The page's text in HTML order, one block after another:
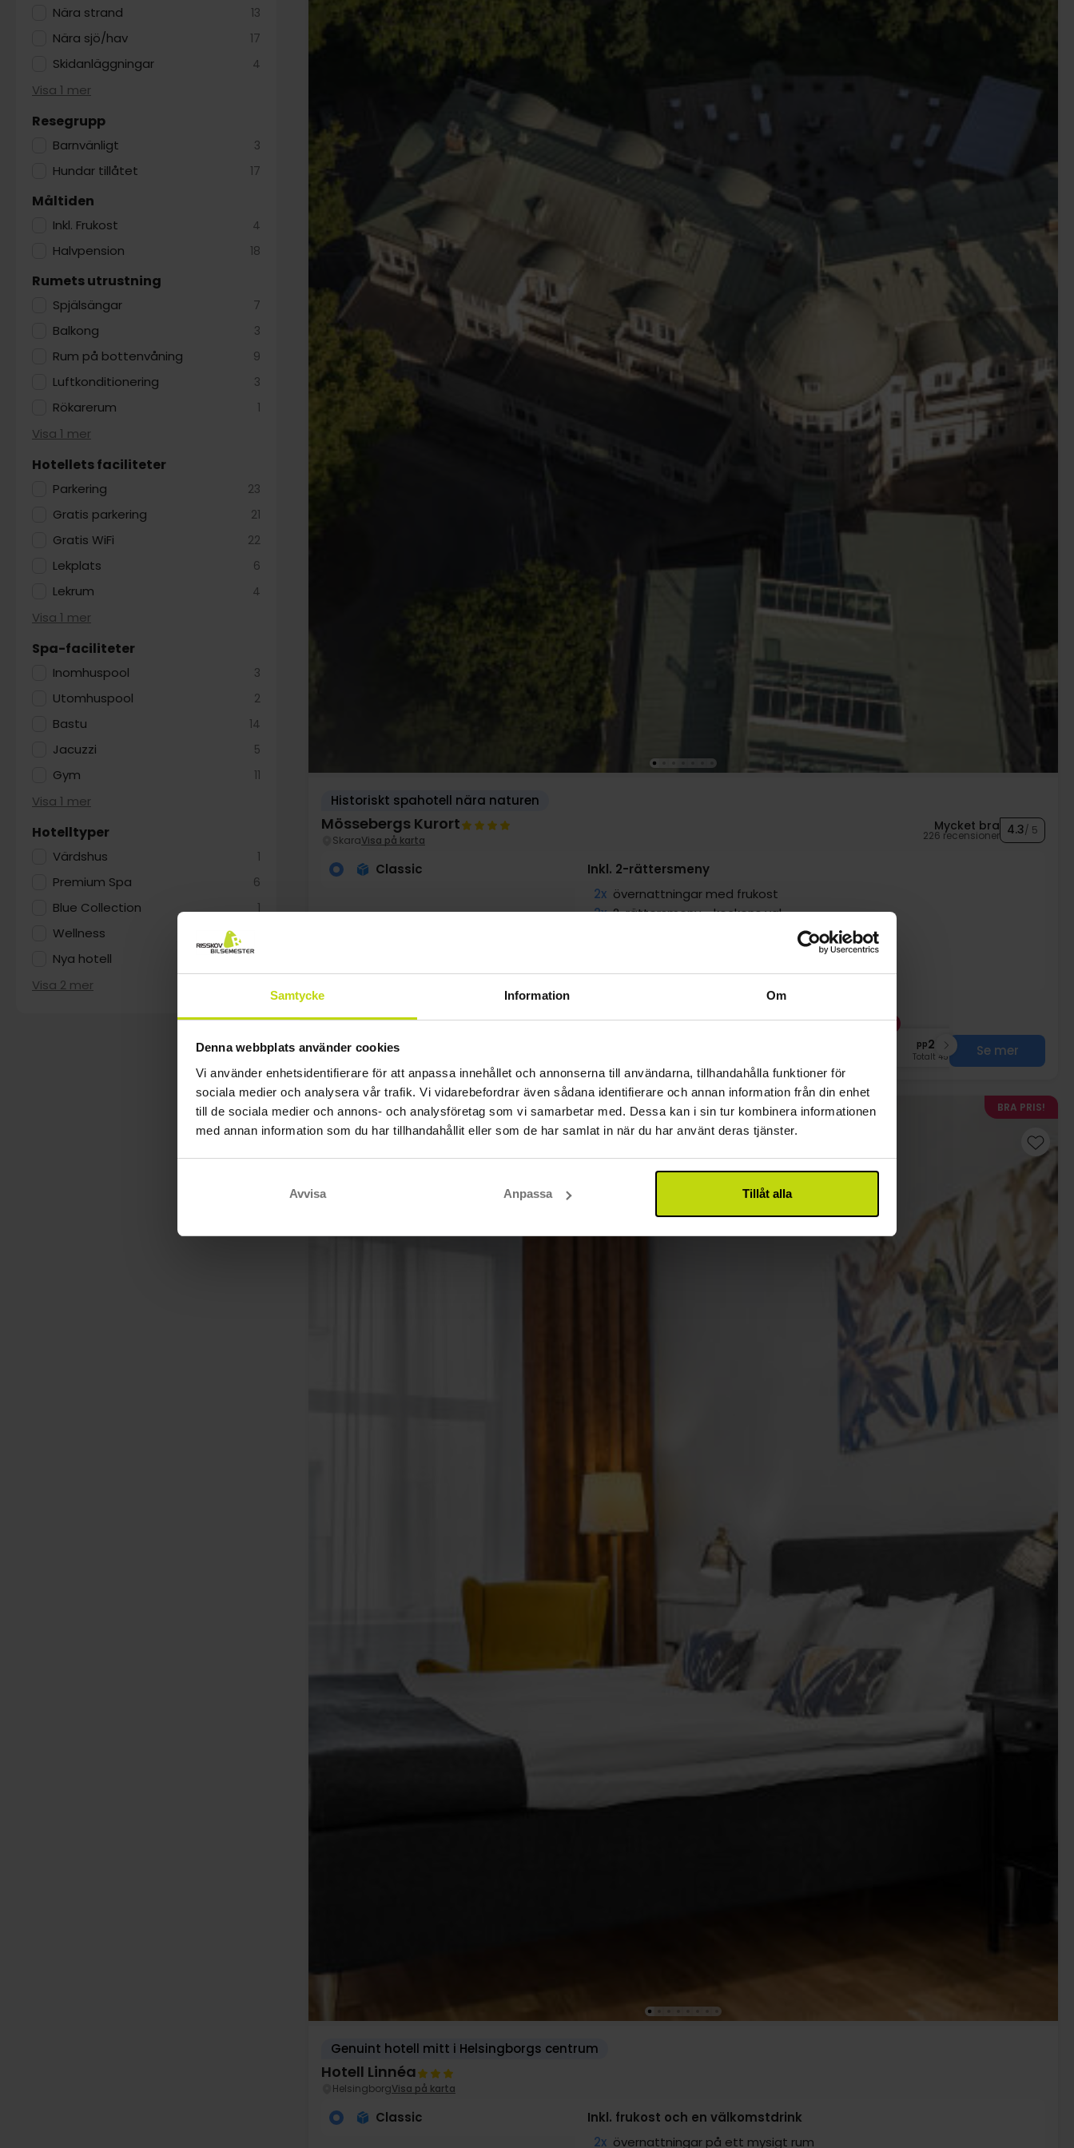
Samtycke Information Om
Denna webbplats använder cookies
Vi använder enhetsidentifierare för att anpassa innehållet och annonserna till användarna, tillhandahålla funktioner för
sociala medier och analysera vår trafik. Vi vidarebefordrar även sådana identifierare och annan information från din enhet
till de sociala medier och annons- och analysföretag som vi samarbetar med. Dessa kan i sin tur kombinera informationen
med annan information som du har tillhandahållit eller som de har samlat in när du har använt deras tjänster.
Avvisa Anpassa Tillåt alla
Nära strand 13
Nära sjö/hav 17
Skidanläggningar 4
Visa 1 mer
Resegrupp
Barnvänligt 3
Hundar tillåtet 17
Måltiden
Inkl. Frukost 4
Halvpension 18
Rumets utrustning
Spjälsängar 7
Balkong 3
Rum på bottenvåning 9
Luftkonditionering 3
Rökarerum 1
Visa 1 mer
Hotellets faciliteter
Parkering 23
Gratis parkering 21
Gratis WiFi 22
Lekplats 6
Lekrum 4
Visa 1 mer
Spa-faciliteter
Inomhuspool 3
Utomhuspool 2
Bastu 14
Jacuzzi 5
Gym 11
Visa 1 mer
Hotelltyper
Värdshus 1
Premium Spa 6
Blue Collection 1
Wellness
Nya hotell
Visa 2 mer
Historiskt spahotell nära naturen
Mössebergs Kurort
SkaraVisa på karta
Mycket bra
226 recensioner 4.3/ 5
Classic
Inkl. 2-rättersmeny
2x övernattningar med frukost
2x 2-rättersmeny - kockens val
∞ Gratis parkering
FÅ KVAR
aug pp
SALE FÅ KVAR
pp2299:-
Totalt 4598:- Se mer
BRA PRIS!
Genuint hotell mitt i Helsingborgs centrum
Hotell Linnéa
HelsingborgVisa på karta
Classic
Inkl. frukost och en välkomstdrink
2x övernattningar på ett mysigt rum